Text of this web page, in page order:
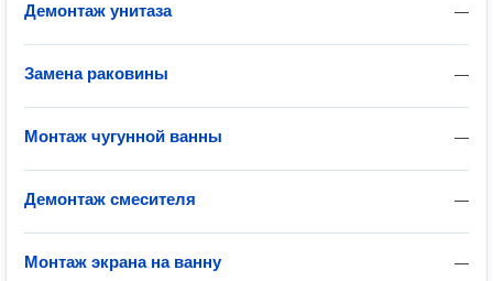
—
Демонтаж унитаза
—
Замена раковины
—
Монтаж чугунной ванны
—
Демонтаж смесителя
—
Монтаж экрана на ванну